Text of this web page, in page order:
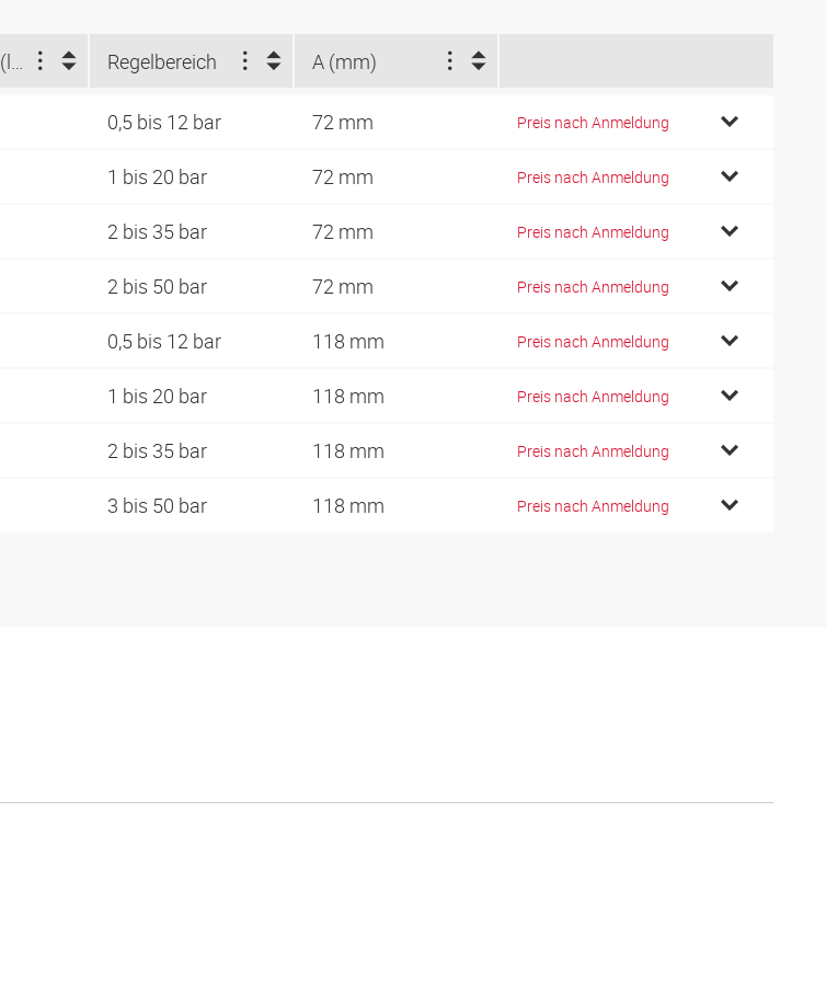
Regelbereich A (mm)
0,5 bis 12 bar 72 mm Preis nach Anmeldung
1 bis 20 bar 72 mm Preis nach Anmeldung
2 bis 35 bar 72 mm Preis nach Anmeldung
2 bis 50 bar 72 mm Preis nach Anmeldung
0,5 bis 12 bar 118 mm Preis nach Anmeldung
1 bis 20 bar 118 mm Preis nach Anmeldung
2 bis 35 bar 118 mm Preis nach Anmeldung
3 bis 50 bar 118 mm Preis nach Anmeldung